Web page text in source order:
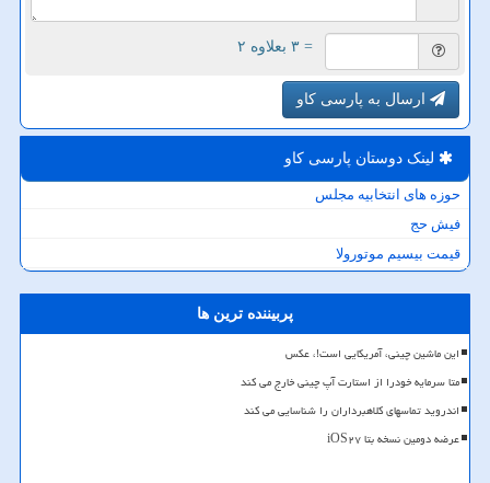
= ۳ بعلاوه ۲
ارسال به پارسی کاو
لینک دوستان پارسی كاو
حوزه های انتخابیه مجلس
فیش حج
قیمت بیسیم موتورولا
پربیننده ترین ها
این ماشین چینی، آمریکایی است!، عکس
متا سرمایه خودرا از استارت آپ چینی خارج می کند
اندروید تماسهای کلاهبرداران را شناسایی می کند
عرضه دومین نسخه بتا iOS۲۷